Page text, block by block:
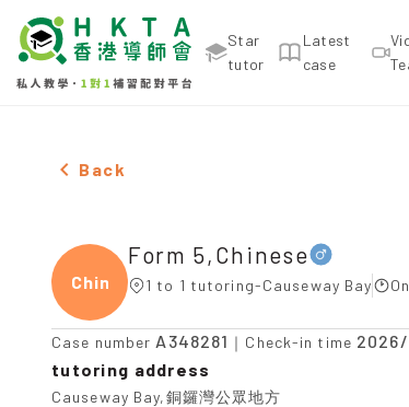
Star
tutor
Latest
case
Male Form 5,Chinese，Causeway Bay
Back
Chine
Form 5,Chinese
1 to 1 tutoring-Causeway Bay
Case number A348281 ｜Check-in time
tutoring address
Causeway Bay,銅鑼灣公眾地方